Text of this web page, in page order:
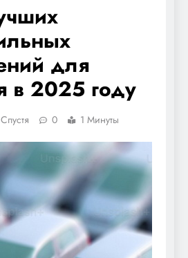
для
в 2025 году
0 1 Минуты